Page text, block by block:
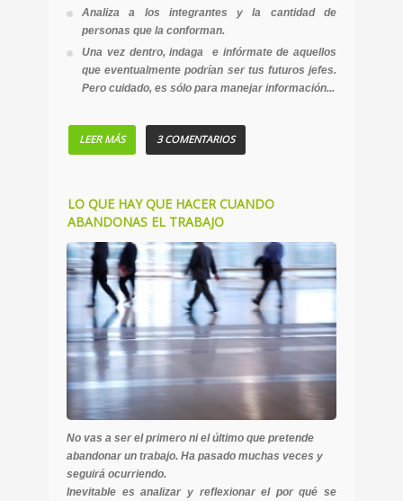
Analiza a los integrantes y la cantidad de
personas que la conforman.
Una vez dentro, indaga e infórmate de aquellos
que eventualmente podrían ser tus futuros jefes.
Pero cuidado, es sólo para manejar información...
LEER MÁS 3 COMENTARIOS
LO QUE HAY QUE HACER CUANDO
ABANDONAS EL TRABAJO
No vas a ser el primero ni el último que pretende
abandonar un trabajo. Ha pasado muchas veces y
seguirá ocurriendo.
Inevitable es analizar y reflexionar el por qué se